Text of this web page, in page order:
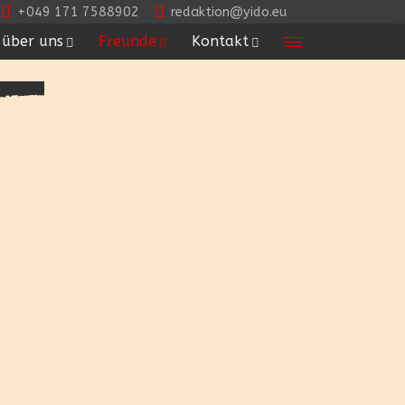
+049 171 7588902 redaktion@yido.eu
über uns Freunde Kontakt